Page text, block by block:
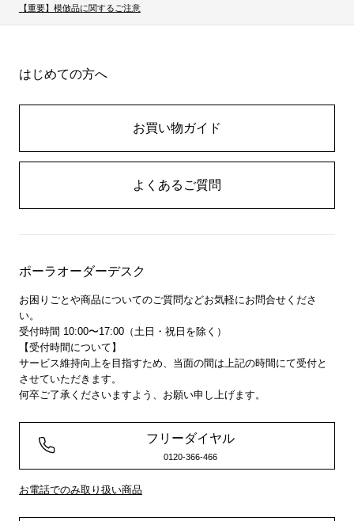
【重要】模倣品に関するご注意
はじめての方へ
お買い物ガイド
よくあるご質問
ポーラオーダーデスク
お困りごとや商品についてのご質問などお気軽にお問合せくださ
い。
受付時間 10:00〜17:00（土日・祝日を除く）
【受付時間について】
サービス維持向上を目指すため、当面の間は上記の時間にて受付と
させていただきます。
何卒ご了承くださいますよう、お願い申し上げます。
フリーダイヤル
0120-366-466
お電話でのみ取り扱い商品